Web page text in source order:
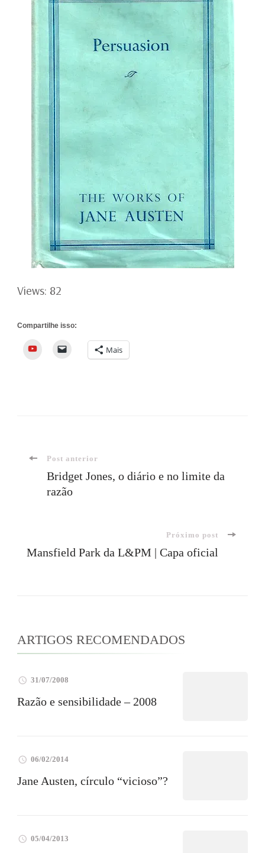
Views: 82
Compartilhe isso:
YouTube Mais
Navegação
Post anterior
Bridget Jones, o diário e no limite da
razão
Próximo post
Mansfield Park da L&PM | Capa oficial
ARTIGOS RECOMENDADOS
31/07/2008
Razão e sensibilidade – 2008
06/02/2014
Jane Austen, círculo “vicioso”?
05/04/2013